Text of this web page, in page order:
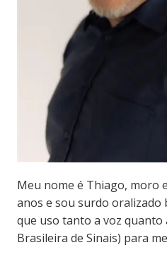
Meu nome é Thiago, moro
anos e sou surdo
que uso tanto a voz quanto
Brasileira de Sinais) para